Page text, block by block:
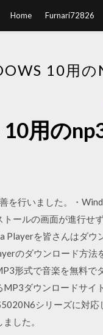
Home Furnari72826
10用の
用の
を行いました。・
ールの画面が進行せ
Playerを皆さんはダ
のダウンロード方
形式で音楽を無料
ダウンロードサイ
シリーズに対
した。